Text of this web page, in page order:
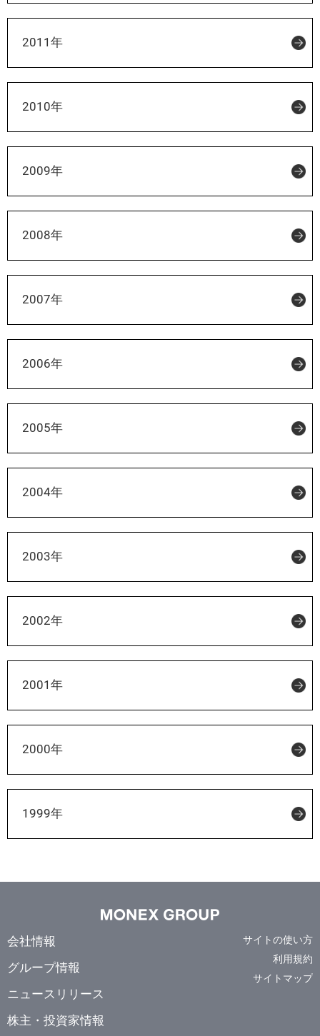
2011年
2010年
2009年
2008年
2007年
2006年
2005年
2004年
2003年
2002年
2001年
2000年
1999年
サイトの使い方
利用規約
サイトマップ
会社情報
グループ情報
ニュースリリース
株主・投資家情報